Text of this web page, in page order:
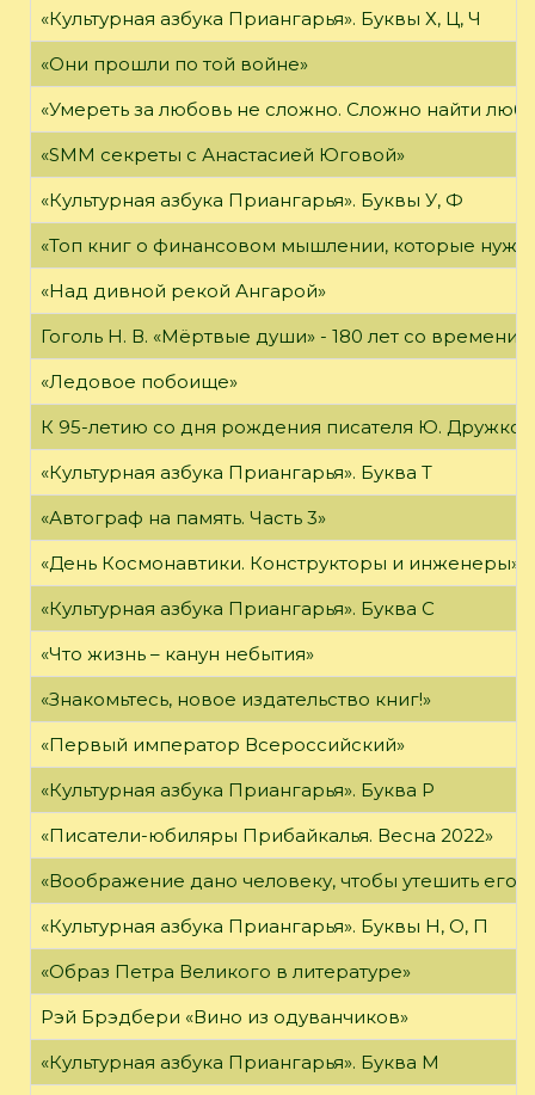
«Культурная азбука Приангарья». Буквы Х, Ц, Ч
«Они прошли по той войне»
«Умереть за любовь не сложно. Сложно найти
«SMM секреты с Анастасией Юговой»
«Культурная азбука Приангарья». Буквы У, Ф
«Топ книг о финансовом мышлении, которые
«Над дивной рекой Ангарой»
Гоголь Н. В. «Мёртвые души» - 180 лет со времени
«Ледовое побоище»
К 95-летию со дня рождения писателя Ю.
«Культурная азбука Приангарья». Буква Т
«Автограф на память. Часть 3»
«День Космонавтики. Конструкторы и инженеры»
«Культурная азбука Приангарья». Буква С
«Что жизнь – канун небытия»
«Знакомьтесь, новое издательство книг!»
«Первый император Всероссийский»
«Культурная азбука Приангарья». Буква Р
«Писатели-юбиляры Прибайкалья. Весна 2022»
«Воображение дано человеку, чтобы утешить его
«Культурная азбука Приангарья». Буквы Н, О, П
«Образ Петра Великого в литературе»
Рэй Брэдбери «Вино из одуванчиков»
«Культурная азбука Приангарья». Буква М